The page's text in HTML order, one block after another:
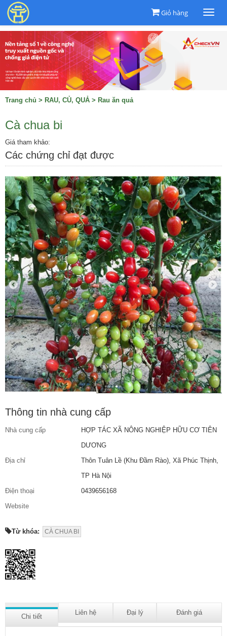
Giỏ hàng
Trang chủ > RAU, CỦ, QUẢ > Rau ăn quả
Cà chua bi
Giá tham khảo:
Các chứng chỉ đạt được
Thông tin nhà cung cấp
Nhà cung cấp
HỢP TÁC XÃ NÔNG NGHIỆP HỮU CƠ TIÊN
DƯƠNG
Địa chỉ
Thôn Tuân Lề (Khu Đầm Rào), Xã Phúc Thịnh,
TP Hà Nội
Điện thoại
0439656168
Website
Từ khóa: CÀ CHUA BI
Chi tiết
Liên hệ Đại lý Đánh giá